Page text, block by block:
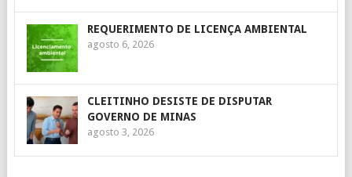
REQUERIMENTO DE LICENÇA AMBIENTAL
agosto 6, 2026
CLEITINHO DESISTE DE DISPUTAR
GOVERNO DE MINAS
agosto 3, 2026